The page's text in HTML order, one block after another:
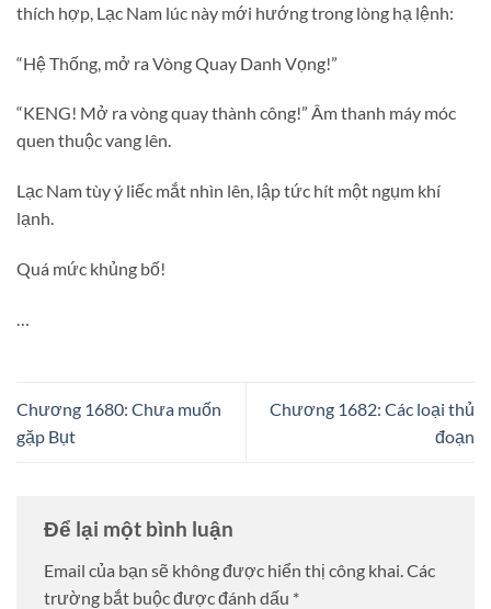
thích hợp, Lạc Nam lúc này mới hướng trong lòng hạ lệnh:
“Hệ Thống, mở ra Vòng Quay Danh Vọng!”
“KENG! Mở ra vòng quay thành công!” Âm thanh máy móc
quen thuộc vang lên.
Lạc Nam tùy ý liếc mắt nhìn lên, lập tức hít một ngụm khí
lạnh.
Quá mức khủng bố!
…
Chương 1680: Chưa muốn
gặp Bụt
Chương 1682: Các loại thủ
đoạn
Để lại một bình luận
Email của bạn sẽ không được hiển thị công khai. Các
trường bắt buộc được đánh dấu *